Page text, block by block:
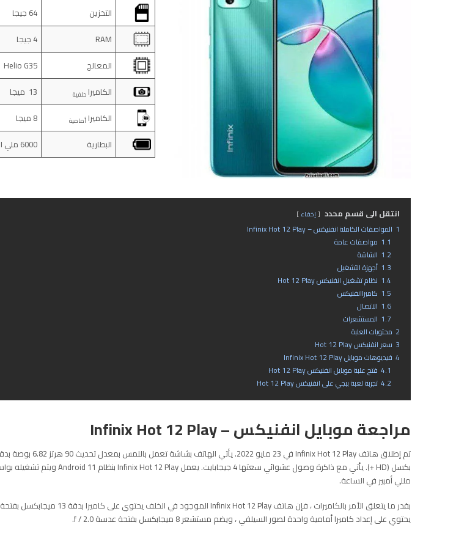
التخزين
64 جيجا
RAM
4 جيجا
المعالج
Helio G35
الكاميراخلفية
13 ميجا
الكاميراأمامية
8 ميجا
البطارية
6000 ملي امبير
انتقل الى قسم محدد إخفاء
1 المواصفات الكاملة انفنيكس – Infinix Hot 12 Play
1.1 مواصفات عامة
1.2 الشاشة
1.3 أجهزة التشغيل
1.4 نظام تشغيل انفنيكس Hot 12 Play
1.5 كاميراانفنيكس
1.6 الاتصال
1.7 المستشعرات
2 محتويات العلبة
3 سعر انفنيكس Hot 12 Play
4 فيديوهات موبايل Infinix Hot 12 Play
4.1 فتح علبة موبايل انفنيكس Hot 12 Play
4.2 تجربة لعبة ببجي على انفنيكس Hot 12 Play
مراجعة موبايل انفنيكس – Infinix Hot 12 Play
مللي أمبير في الساعة.
يحتوي على إعداد كاميرا أمامية واحدة لصور السيلفي ، ويضم مستشعر 8 ميجابكسل بفتحة عدسة f / 2.0.